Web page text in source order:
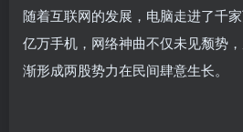
随着互联网的发展，电脑走进了千
亿万手机，网络神曲不仅未见颓势
渐形成两股势力在民间肆意生长。